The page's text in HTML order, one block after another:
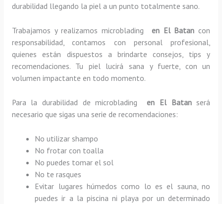
durabilidad llegando la piel a un punto totalmente sano.
Trabajamos y realizamos microblading en El Batan con
responsabilidad, contamos con personal profesional,
quienes están dispuestos a brindarte consejos, tips y
recomendaciones. Tu piel lucirá sana y fuerte, con un
volumen impactante en todo momento.
Para la durabilidad de microblading en El Batan será
necesario que sigas una serie de recomendaciones:
No utilizar shampo
No frotar con toalla
No puedes tomar el sol
No te rasques
Evitar lugares húmedos como lo es el sauna, no
puedes ir a la piscina ni playa por un determinado